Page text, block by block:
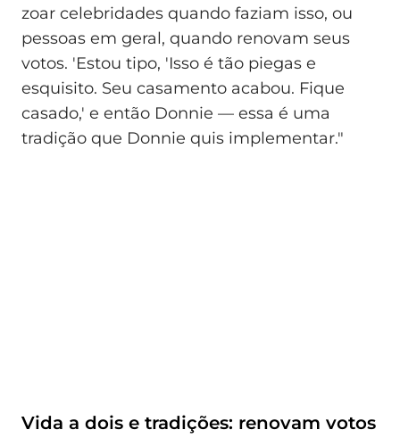
zoar celebridades quando faziam isso, ou
pessoas em geral, quando renovam seus
votos. 'Estou tipo, 'Isso é tão piegas e
esquisito. Seu casamento acabou. Fique
casado,' e então Donnie — essa é uma
tradição que Donnie quis implementar."
Vida a dois e tradições: renovam votos